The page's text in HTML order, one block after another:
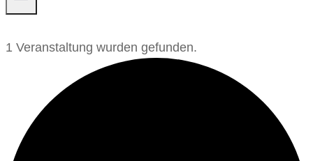
1 Veranstaltung wurden gefunden.